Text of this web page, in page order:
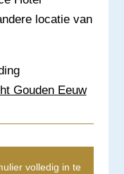
locatie van
Gouden Eeuw
volledig in te